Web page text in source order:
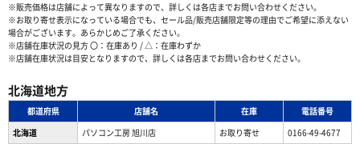
※販売価格は店舗によって異なりますので、詳しくは各店までお問い合わせください。
※お取り寄せ表示になっている場合でも、セール品/販売店舗限定等の理由でご希望に添えない
場合がございます。あらかじめご了承ください。
※店舗在庫状況の見方 〇：在庫あり / △：在庫わずか
※店舗在庫状況は目安となりますので、詳しくは各店までお問い合わせください。
北海道地方
都道府県 店舗名 在庫
電話番号
北海道
パソコン工房 旭川店 お取り寄せ
0166-49-4677